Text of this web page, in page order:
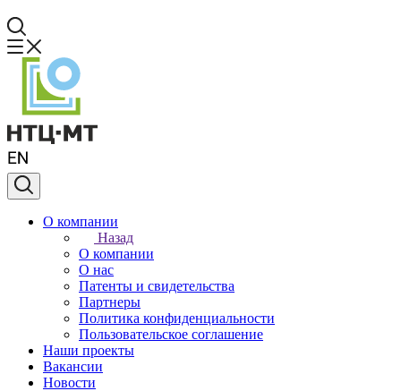
О компании
Назад
О компании
О нас
Патенты и свидетельства
Партнеры
Политика конфиденциальности
Пользовательское соглашение
Наши проекты
Вакансии
Новости